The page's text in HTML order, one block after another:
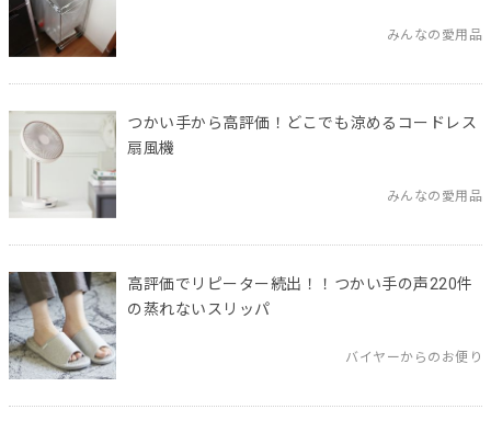
みんなの愛用品
つかい手から高評価！どこでも涼めるコードレス
扇風機
みんなの愛用品
高評価でリピーター続出！！つかい手の声220件
の蒸れないスリッパ
バイヤーからのお便り